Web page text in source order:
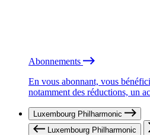
Abonnements
En vous abonnant, vous
notamment des réductions, un
Luxembourg Philharmonic
Luxembourg Philharmonic